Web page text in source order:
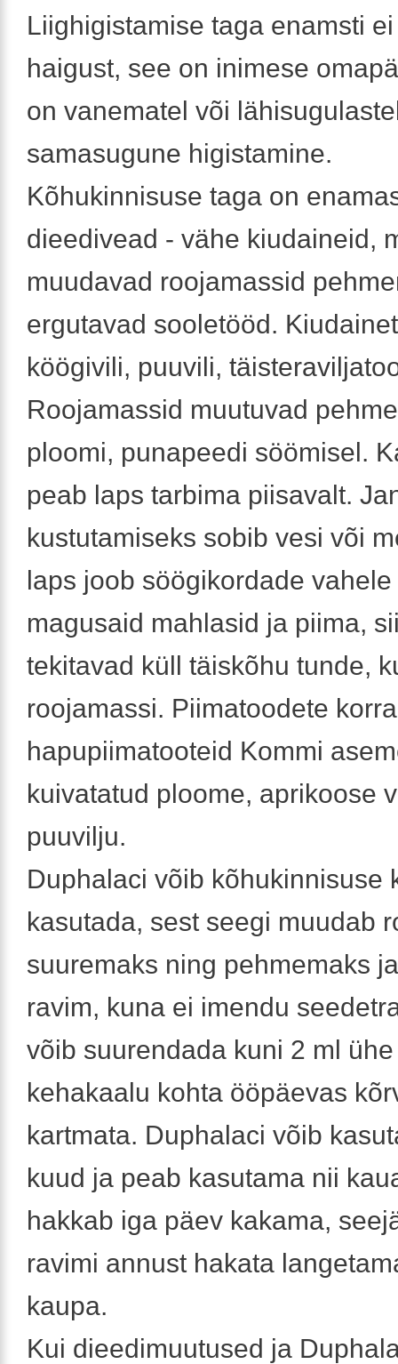
Liighigistamise taga enamsti
haigust, see on inimese
on vanematel või
samasugune higistamine.
Kõhukinnisuse taga on
dieedivead - vähe kiudaineid,
muudavad roojamassid
ergutavad sooletööd.
köögivili, puuvili,
Roojamassid muutuvad
ploomi, punapeedi söömisel.
peab laps tarbima piisavalt.
kustutamiseks sobib vesi või
laps joob söögikordade
magusaid mahlasid ja piima,
tekitavad küll täiskõhu tunde,
roojamassi. Piimatoodete
hapupiimatooteid Kommi
kuivatatud ploome, aprikoose
puuvilju.
Duphalaci võib kõhukinnisuse
kasutada, sest seegi muudab
suuremaks ning pehmemaks
ravim, kuna ei imendu
võib suurendada kuni 2 ml
kehakaalu kohta ööpäevas
kartmata. Duphalaci võib
kuud ja peab kasutama nii
hakkab iga päev kakama,
ravimi annust hakata
kaupa.
Kui dieedimuutused ja